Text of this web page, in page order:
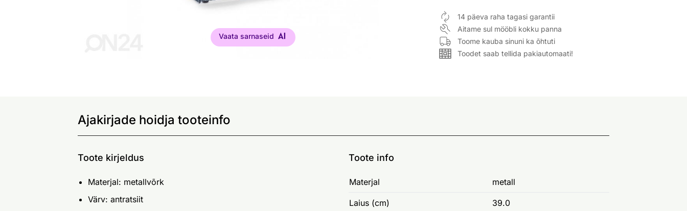
Vaata sarnaseid
14 päeva raha tagasi garantii
Aitame sul mööbli kokku panna
Toome kauba sinuni ka õhtuti
Toodet saab tellida pakiautomaati!
Ajakirjade hoidja tooteinfo
Toote kirjeldus
Materjal: metallvõrk
Värv: antratsiit
Toote info
Materjal metall
Laius (cm) 39.0